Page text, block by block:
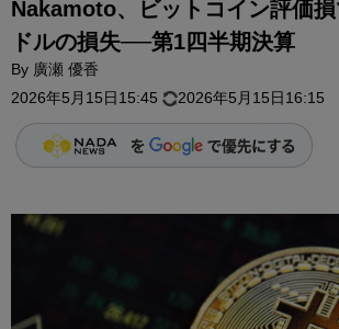
Nakamoto、ビットコイン評価
ドルの損失──第1四半期決算
By 廣瀬 優香
2026年5月15日15:45
2026年5月15日16:15